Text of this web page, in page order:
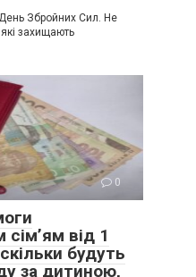
День Збройних Сил. Не
захищають
0
від 1
будуть
за дитиною,